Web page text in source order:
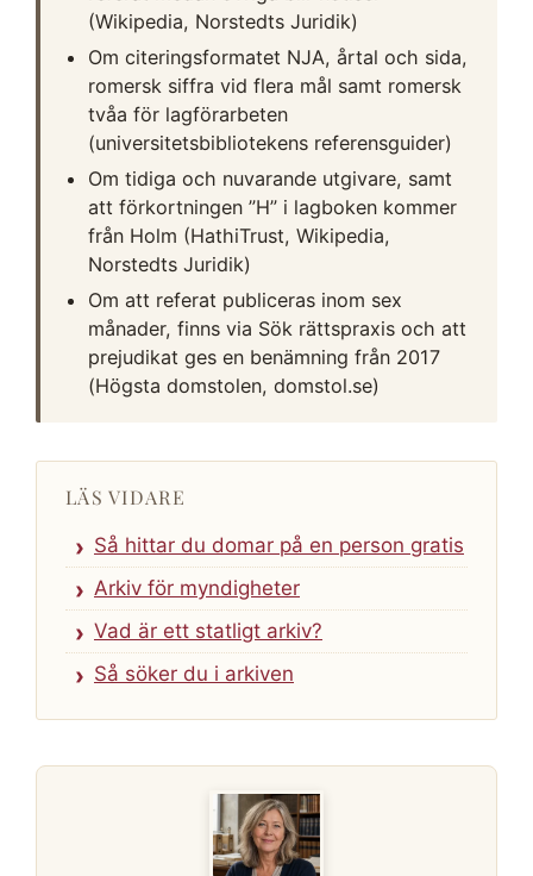
(Wikipedia, Norstedts Juridik)
Om citeringsformatet NJA, årtal och sida,
romersk siffra vid flera mål samt romersk
tvåa för lagförarbeten
(universitetsbibliotekens referensguider)
Om tidiga och nuvarande utgivare, samt
att förkortningen ”H” i lagboken kommer
från Holm (HathiTrust, Wikipedia,
Norstedts Juridik)
Om att referat publiceras inom sex
månader, finns via Sök rättspraxis och att
prejudikat ges en benämning från 2017
(Högsta domstolen, domstol.se)
LÄS VIDARE
Så hittar du domar på en person gratis
Arkiv för myndigheter
Vad är ett statligt arkiv?
Så söker du i arkiven